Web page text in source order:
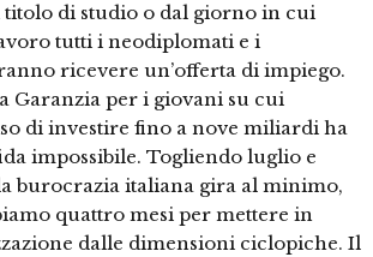
titolo di studio o dal giorno in cui
tutti i neodiplomati e i
ricevere un’offerta di impiego.
Garanzia per i giovani su cui
di investire fino a nove miliardi ha
impossibile. Togliendo luglio e
burocrazia italiana gira al minimo,
quattro mesi per mettere in
dalle dimensioni ciclopiche. Il